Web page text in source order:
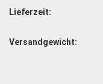
Lieferzeit:
Versandgewicht: